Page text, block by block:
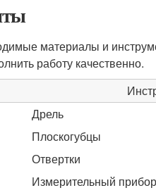
материалы и
работу качественно.
Дрель
Плоскогубцы
Отвертки
Измерительный